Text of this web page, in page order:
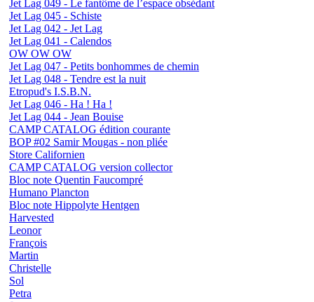
Jet Lag 049 - Le fantôme de l’espace obsédant
Jet Lag 045 - Schiste
Jet Lag 042 - Jet Lag
Jet Lag 041 - Calendos
OW OW OW
Jet Lag 047 - Petits bonhommes de chemin
Jet Lag 048 - Tendre est la nuit
Etropud's I.S.B.N.
Jet Lag 046 - Ha ! Ha !
Jet Lag 044 - Jean Bouise
CAMP CATALOG édition courante
BOP #02 Samir Mougas - non pliée
Store Californien
CAMP CATALOG version collector
Bloc note Quentin Faucompré
Humano Plancton
Bloc note Hippolyte Hentgen
Harvested
Leonor
François
Martin
Christelle
Sol
Petra